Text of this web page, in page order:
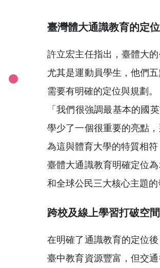
臺灣體大通識教育的定位
許立宏主任指出，臺體大
尤其是運動員學生，他們
需要有明確的定位與規劃。
「我們很強調最基本的國
學少了一個很重要的亮點
為這與體育大學的特質相
臺體大通識教育明確定位
和全球公民三大核心主題
跨校及線上學習打破空
在明確了通識教育的定位
臺中教育資源豐富，但交